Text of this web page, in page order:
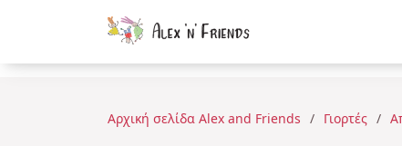
Αρχική σελίδα Alex and Friends Γιορτές